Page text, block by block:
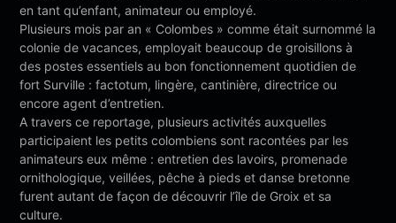
en tant qu’enfant, animateur ou employé.
Plusieurs mois par an « Colombes » comme était surnommé la
colonie de vacances, employait beaucoup de groisillons à
des postes essentiels au bon fonctionnement quotidien de
fort Surville : factotum, lingère, cantinière, directrice ou
encore agent d’entretien.
A travers ce reportage, plusieurs activités auxquelles
participaient les petits colombiens sont racontées par les
animateurs eux même : entretien des lavoirs, promenade
ornithologique, veillées, pêche à pieds et danse bretonne
furent autant de façon de découvrir l’île de Groix et sa
culture.